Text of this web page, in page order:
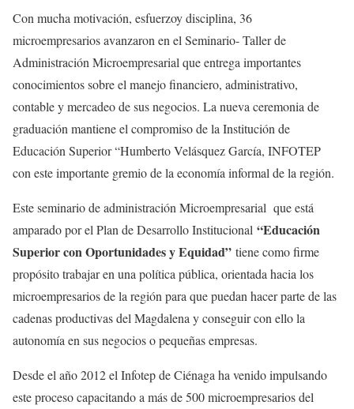
Con mucha motivación, esfuerzoy disciplina, 36
microempresarios avanzaron en el Seminario- Taller de
Administración Microempresarial que entrega importantes
conocimientos sobre el manejo financiero, administrativo,
contable y mercadeo de sus negocios. La nueva ceremonia de
graduación mantiene el compromiso de la Institución de
Educación Superior “Humberto Velásquez García, INFOTEP
con este importante gremio de la economía informal de la región.
Este seminario de administración Microempresarial que está
amparado por el Plan de Desarrollo Institucional “Educación
Superior con Oportunidades y Equidad” tiene como firme
propósito trabajar en una política pública, orientada hacia los
microempresarios de la región para que puedan hacer parte de las
cadenas productivas del Magdalena y conseguir con ello la
autonomía en sus negocios o pequeñas empresas.
Desde el año 2012 el Infotep de Ciénaga ha venido impulsando
este proceso capacitando a más de 500 microempresarios del